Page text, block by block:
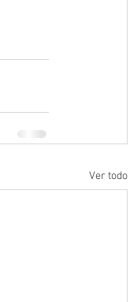
Ver todo